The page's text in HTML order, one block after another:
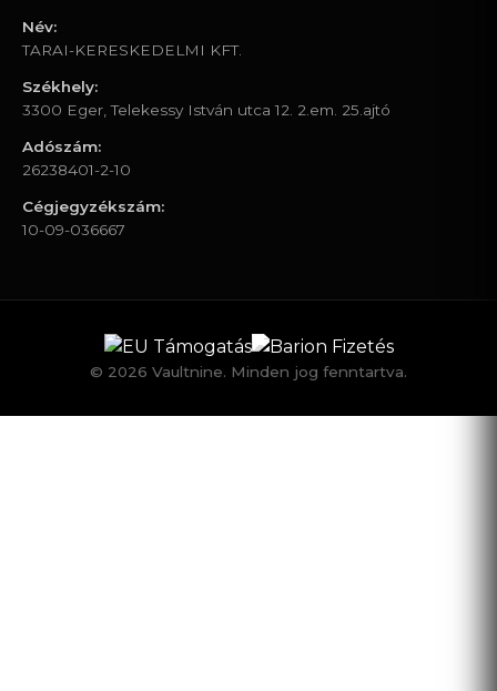
Név:
TARAI-KERESKEDELMI KFT.
Székhely:
3300 Eger, Telekessy István utca 12. 2.em. 25.ajtó
Adószám:
26238401-2-10
Cégjegyzékszám:
10-09-036667
© 2026 Vaultnine. Minden jog fenntartva.